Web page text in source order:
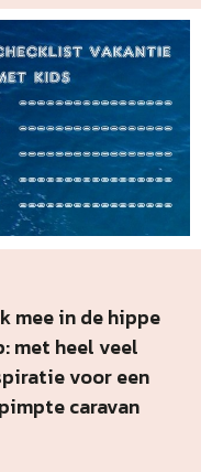
mee in de hippe
met heel veel
voor een
caravan